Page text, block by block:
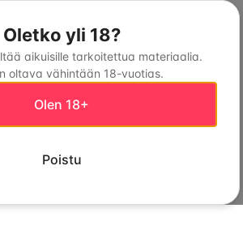
Oletko yli 18?
aikuisille tarkoitettua materiaalia.
oltava vähintään 18-vuotias.
Olen 18+
Poistu